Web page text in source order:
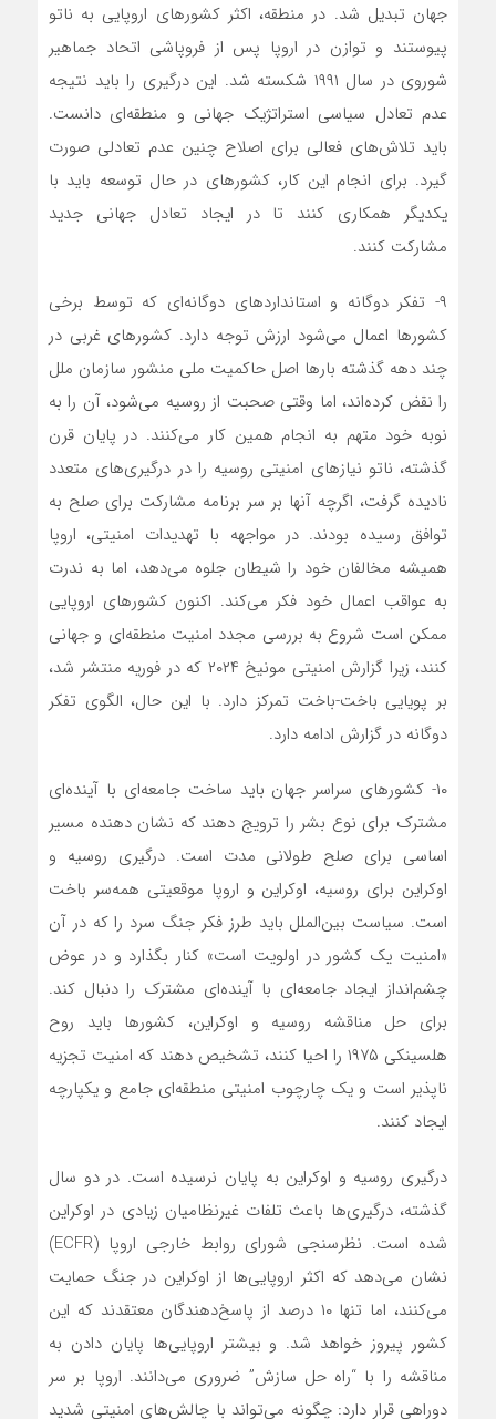
جهان تبدیل شد. در منطقه، اکثر کشورهای اروپایی به ناتو
پیوستند و توازن در اروپا پس از فروپاشی اتحاد جماهیر
شوروی در سال ۱۹۹۱ شکسته شد. این درگیری را باید نتیجه
عدم تعادل سیاسی استراتژیک جهانی و منطقه‌ای دانست.
باید تلاش‌های فعالی برای اصلاح چنین عدم تعادلی صورت
گیرد. برای انجام این کار، کشورهای در حال توسعه باید با
یکدیگر همکاری کنند تا در ایجاد تعادل جهانی جدید
مشارکت کنند.
۹- تفکر دوگانه و استانداردهای دوگانه‌ای که توسط برخی
کشورها اعمال می‌شود ارزش توجه دارد. کشورهای غربی در
چند دهه گذشته بارها اصل حاکمیت ملی منشور سازمان ملل
را نقض کرده‌اند، اما وقتی صحبت از روسیه می‌شود، آن را به
نوبه خود متهم به انجام همین کار می‌کنند. در پایان قرن
گذشته، ناتو نیازهای امنیتی روسیه را در درگیری‌های متعدد
نادیده گرفت، اگرچه آنها بر سر برنامه مشارکت برای صلح به
توافق رسیده بودند. در مواجهه با تهدیدات امنیتی، اروپا
همیشه مخالفان خود را شیطان جلوه می‌دهد، اما به ندرت
به عواقب اعمال خود فکر می‌کند. اکنون کشورهای اروپایی
ممکن است شروع به بررسی مجدد امنیت منطقه‌ای و جهانی
کنند، زیرا گزارش امنیتی مونیخ ۲۰۲۴ که در فوریه منتشر شد،
بر پویایی باخت-باخت تمرکز دارد. با این حال، الگوی تفکر
دوگانه در گزارش ادامه دارد.
۱۰- کشورهای سراسر جهان باید ساخت جامعه‌ای با آینده‌ای
مشترک برای نوع بشر را ترویج دهند که نشان دهنده مسیر
اساسی برای صلح طولانی مدت است. درگیری روسیه و
اوکراین برای روسیه، اوکراین و اروپا موقعیتی همه‌سر باخت
است. سیاست بین‌الملل باید طرز فکر جنگ سرد را که در آن
«امنیت یک کشور در اولویت است» کنار بگذارد و در عوض
چشم‌انداز ایجاد جامعه‌ای با آینده‌ای مشترک را دنبال کند.
برای حل مناقشه روسیه و اوکراین، کشورها باید روح
هلسینکی ۱۹۷۵ را احیا کنند، تشخیص دهند که امنیت تجزیه
ناپذیر است و یک چارچوب امنیتی منطقه‌ای جامع و یکپارچه
ایجاد کنند.
درگیری روسیه و اوکراین به پایان نرسیده است. در دو سال
گذشته، درگیری‌ها باعث تلفات غیرنظامیان زیادی در اوکراین
شده است. نظرسنجی شورای روابط خارجی اروپا (ECFR)
نشان می‌دهد که اکثر اروپایی‌ها از اوکراین در جنگ حمایت
می‌کنند، اما تنها ۱۰ درصد از پاسخ‌دهندگان معتقدند که این
کشور پیروز خواهد شد. و بیشتر اروپایی‌ها پایان دادن به
مناقشه را با “راه حل سازش” ضروری می‌دانند. اروپا بر سر
دوراهی قرار دارد: چگونه می‌تواند با چالش‌های امنیتی شدید